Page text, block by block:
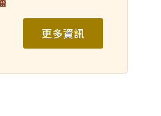
更多資訊